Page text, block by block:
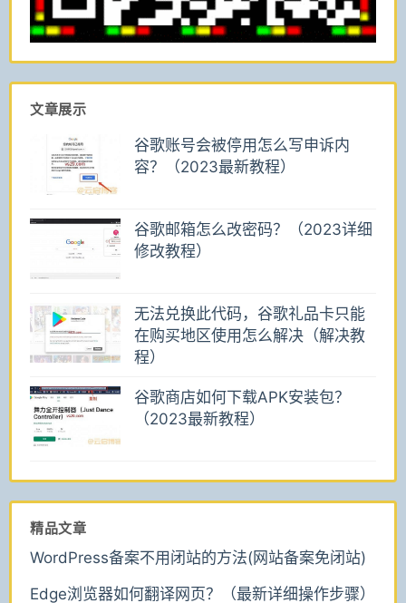
文章展示
谷歌账号会被停用怎么写申诉内
容？（2023最新教程）
谷歌邮箱怎么改密码？（2023详细
修改教程）
无法兑换此代码，谷歌礼品卡只能
在购买地区使用怎么解决（解决教
程）
谷歌商店如何下载APK安装包？
（2023最新教程）
精品文章
WordPress备案不用闭站的方法(网站备案免闭站)
Edge浏览器如何翻译网页？（最新详细操作步骤）